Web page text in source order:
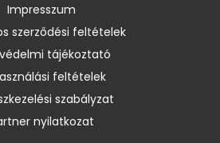
Impresszum
szerződési feltételek
tájékoztató
feltételek
szabályzat
nyilatkozat